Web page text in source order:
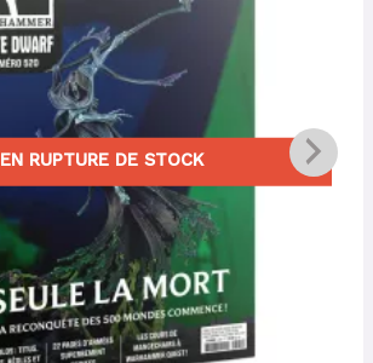
EN RUPTURE DE STOCK